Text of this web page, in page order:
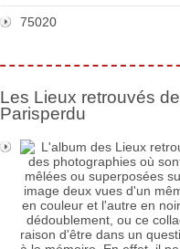
75020
Les Lieux retrouvés de
Parisperdu